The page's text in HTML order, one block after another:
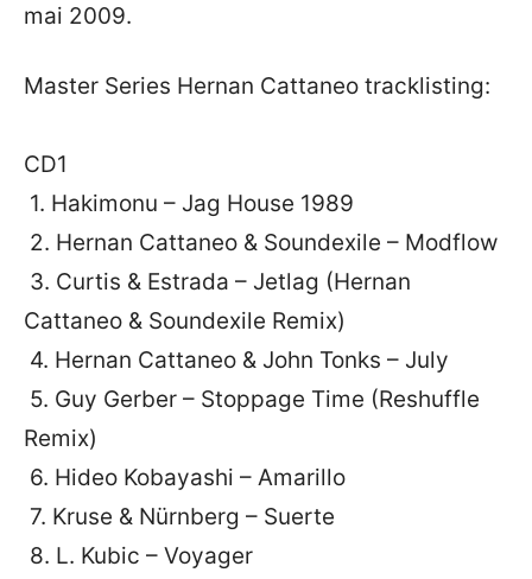
mai 2009.
Master Series Hernan Cattaneo tracklisting:
CD1
1. Hakimonu – Jag House 1989
2. Hernan Cattaneo & Soundexile – Modflow
3. Curtis & Estrada – Jetlag (Hernan
Cattaneo & Soundexile Remix)
4. Hernan Cattaneo & John Tonks – July
5. Guy Gerber – Stoppage Time (Reshuffle
Remix)
6. Hideo Kobayashi – Amarillo
7. Kruse & Nürnberg – Suerte
8. L. Kubic – Voyager